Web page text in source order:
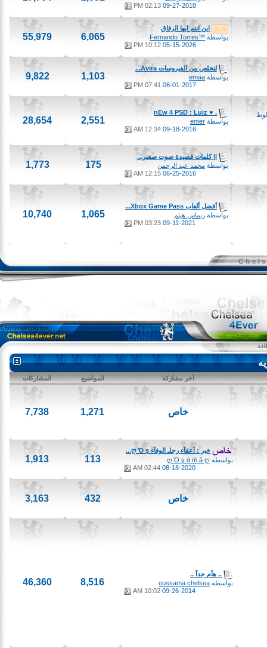
09-27-2018
02:13 PM
اين انتم ايها الرفاق
بواسطة™Fernando Torres
05-15-2026
10:12 PM
6,065
55,979
لتخلص من الفيروسات Avira...
بواسطةemaa
06-01-2017
07:41 PM
1,103
9,822
. ♥ nEw 4 PSD : Luiz
بواسطةenter
09-18-2016
12:34 AM
2,551
28,654
|| كلمات قصيدة صوت صفير...
بواسطةمحمد عبد الرحمن
06-25-2016
12:15 AM
175
1,773
أفضل ألعاب Xbox Game Pass...
بواسطةريماس هيثم
09-11-2021
03:23 PM
1,065
10,740
آخر مشاركة المواضيع المشاركات
خاص 1,271
7,738
خبر : آعفآء رجلـ الوفآء ღ Ό ş...
بواسطةღ Ό ş ά ḿ â ღ
08-18-2020
02:44 AM
113
1,913
خاص 432
3,163
.. هآم جدآ ..
بواسطةoussama.chelsea
09-26-2014
10:02 AM
8,516
46,360